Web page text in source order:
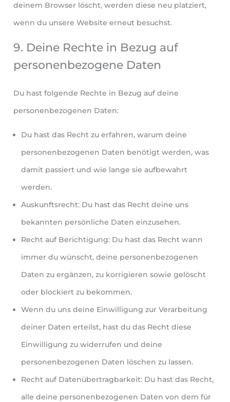
deinem Browser löscht, werden diese neu platziert,
wenn du unsere Website erneut besuchst.
9. Deine Rechte in Bezug auf
personenbezogene Daten
Du hast folgende Rechte in Bezug auf deine
personenbezogenen Daten:
Du hast das Recht zu erfahren, warum deine
personenbezogenen Daten benötigt werden, was
damit passiert und wie lange sie aufbewahrt
werden.
Auskunftsrecht: Du hast das Recht deine uns
bekannten persönliche Daten einzusehen.
Recht auf Berichtigung: Du hast das Recht wann
immer du wünscht, deine personenbezogenen
Daten zu ergänzen, zu korrigieren sowie gelöscht
oder blockiert zu bekommen.
Wenn du uns deine Einwilligung zur Verarbeitung
deiner Daten erteilst, hast du das Recht diese
Einwilligung zu widerrufen und deine
personenbezogenen Daten löschen zu lassen.
Recht auf Datenübertragbarkeit: Du hast das Recht,
alle deine personenbezogenen Daten von dem für